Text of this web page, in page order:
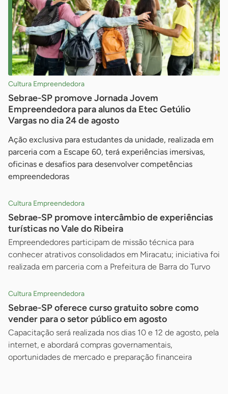
Cultura Empreendedora
Sebrae-SP promove Jornada Jovem
Empreendedora para alunos da Etec Getúlio
Vargas no dia 24 de agosto
Ação exclusiva para estudantes da unidade, realizada em
parceria com a Escape 60, terá experiências imersivas,
oficinas e desafios para desenvolver competências
empreendedoras
Cultura Empreendedora
Sebrae-SP promove intercâmbio de experiências
turísticas no Vale do Ribeira
Empreendedores participam de missão técnica para
conhecer atrativos consolidados em Miracatu; iniciativa foi
realizada em parceria com a Prefeitura de Barra do Turvo
Cultura Empreendedora
Sebrae-SP oferece curso gratuito sobre como
vender para o setor público em agosto
Capacitação será realizada nos dias 10 e 12 de agosto, pela
internet, e abordará compras governamentais,
oportunidades de mercado e preparação financeira